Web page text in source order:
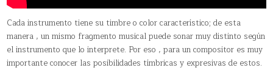
Cada instrumento tiene su timbre o color característico; de esta
manera , un mismo fragmento musical puede sonar muy distinto según
el instrumento que lo interprete. Por eso , para un compositor es muy
importante conocer las posibilidades tímbricas y expresivas de estos.